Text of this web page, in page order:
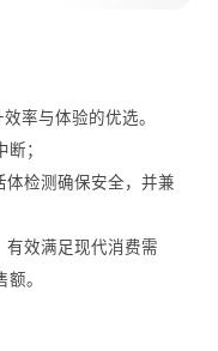
率与体验的优选。
；
体检测确保安全，并兼
有效满足现代消费需
。